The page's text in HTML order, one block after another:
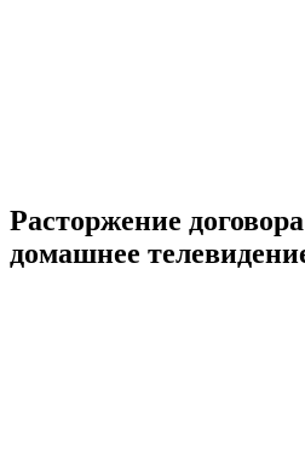
Расторжение
домашнее